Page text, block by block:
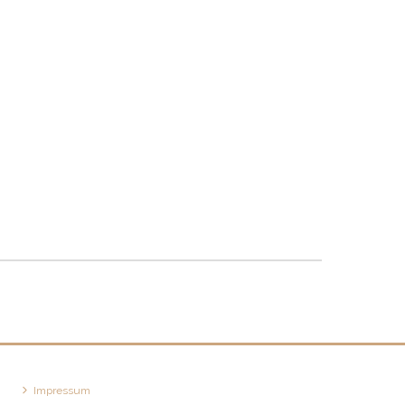
Impressum